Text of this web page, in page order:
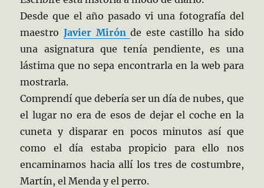
Desde que el año pasado vi una fotografía del
maestroJavier Mirónde este castillo ha sido
una asignatura que tenía pendiente, es una
lástima que no sepa encontrarla en la web para
mostrarla.
Comprendí que debería ser un día de nubes, que
el lugar no era de esos de dejar el coche en la
cuneta y disparar en pocos minutos así que
como el día estaba propicio para ello nos
encaminamos hacia allí los tres de costumbre,
Martín, el Menda y el perro.